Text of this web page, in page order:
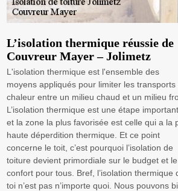
L’isolation thermique réussie de
Couvreur Mayer – Jolimetz
L'isolation thermique est l'ensemble des
moyens appliqués pour limiter les transports
chaleur entre un milieu chaud et un milieu
L’isolation thermique est une étape
et la zone la plus favorisée est celle qui a la
haute déperdition thermique. Et ce point
concerne le toit, c’est pourquoi l’isolation de
toiture devient primordiale sur le budget et le
confort pour tous. Bref, l’isolation thermique
toi n’est pas n’importe quoi. Nous pouvons